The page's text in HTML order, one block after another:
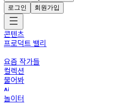
로그인
회원가입
콘텐츠
프로덕트 밸리
요즘 작가들
컬렉션
물어봐
놀이터